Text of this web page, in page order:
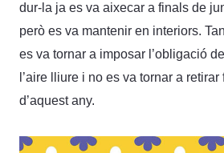
dur-la ja es va aixecar a finals de
però es va mantenir en interiors.
es va tornar a imposar l’obligació
l’aire lliure i no es va tornar a
d’aquest any.